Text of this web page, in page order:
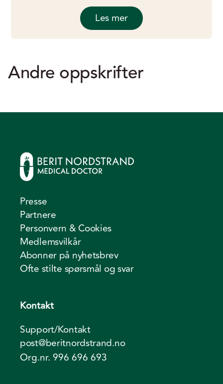
Les mer
Andre oppskrifter
Presse
Partnere
Personvern & Cookies
Medlemsvilkår
Abonner på nyhetsbrev
Ofte stilte spørsmål og svar
Kontakt
Support/Kontakt
post@beritnordstrand.no
Org.nr. 996 696 693